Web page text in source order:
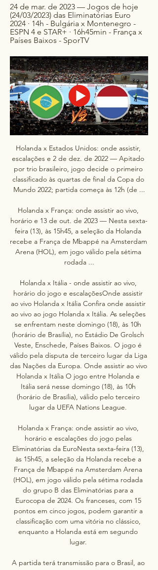
24 de mar. de 2023 — Jogos de hoje
(24/03/2023) das Eliminatórias Euro
2024 · 14h - Bulgária x Montenegro -
ESPN 4 e STAR+ · 16h45min - França x
Países Baixos - SporTV
Holanda x Estados Unidos: onde assistir,
escalações e 2 de dez. de 2022 — Apitado
por trio brasileiro, jogo decide o primeiro
classificado às quartas de final da Copa do
Mundo 2022; partida começa às 12h (de ...
Holanda x França: onde assistir ao vivo,
horário e 13 de out. de 2023 — Nesta sexta-
feira (13), às 15h45, a seleção da Holanda
recebe a França de Mbappé na Amsterdam
Arena (HOL), em jogo válido pela sétima
rodada ...
Holanda x Itália - onde assistir ao vivo,
horário do jogo e escalaçõesOnde assistir
ao vivo Holanda x Itália Confira onde assistir
ao vivo ao jogo Holanda x Itália. As seleções
se enfrentam neste domingo (18), às 10h
(horário de Brasília), no Estádio De Grolsch
Veste, Enschede, Países Baixos. O jogo é
válido pela disputa de terceiro lugar da Liga
das Nações da Europa. Onde assistir ao vivo
Holanda x Itália O jogo entre Holanda e
Itália será nesse domingo (18), às 10h
(horário de Brasília), válido pelo terceiro
lugar da UEFA Nations League.
Holanda x França: onde assistir ao vivo,
horário e escalações do jogo pelas
Eliminatórias da EuroNesta sexta-feira (13),
às 15h45, a seleção da Holanda recebe a
França de Mbappé na Amsterdam Arena
(HOL), em jogo válido pela sétima rodada
do grupo B das Eliminatórias para a
Eurocopa de 2024. Os franceses, com 15
pontos em cinco jogos, podem garantir a
classificação com uma vitória no clássico,
enquanto a Holanda está em segundo
lugar.
A partida terá transmissão para o Brasil, ao